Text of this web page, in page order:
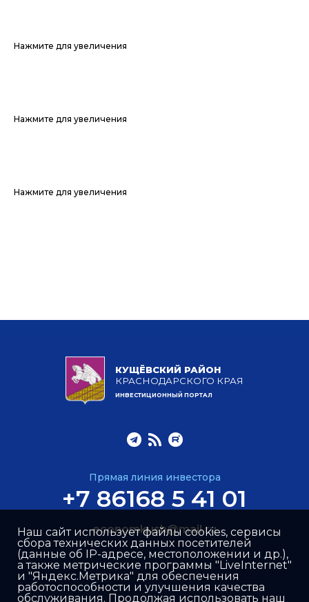
Нажмите для увеличения
Нажмите для увеличения
Нажмите для увеличения
КУЩЁВСКИЙ РАЙОН
КРАСНОДАРСКОГО КРАЯ
ИНВЕСТИЦИОННЫЙ ПОРТАЛ
Прямая линия инвестора
+7 86168 5 41 01
economkush@mail.ru
Наш сайт использует файлы cookies, сервисы
сбора технических данных посетителей
(данные об IP-адресе, местоположении и др.),
а также метрические программы "LiveInternet"
и "Яндекс.Метрика" для обеспечения
работоспособности и улучшения качества
обслуживания. Продолжая использовать наш